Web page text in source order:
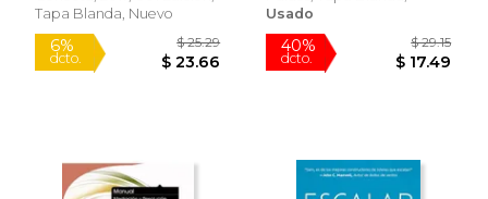
Tapa Blanda, Nuevo
Usado